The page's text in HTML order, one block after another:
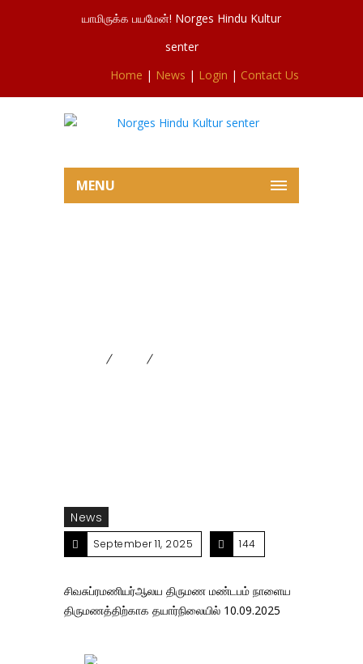
யாமிருக்க பயமேன்! Norges Hindu Kultur
senter
Home | News | Login | Contact Us
MENU
News
September 11, 2025 144
சிவசுப்ரமணியர்ஆலய திருமண மண்டபம் நாளைய
திருமணத்திற்காக தயார்நிலையில் 10.09.2025